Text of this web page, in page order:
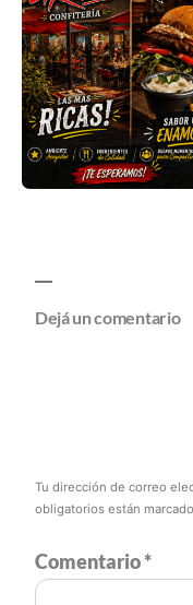
Dejá un comentario
Tu dirección de correo
obligatorios están
Comentario*